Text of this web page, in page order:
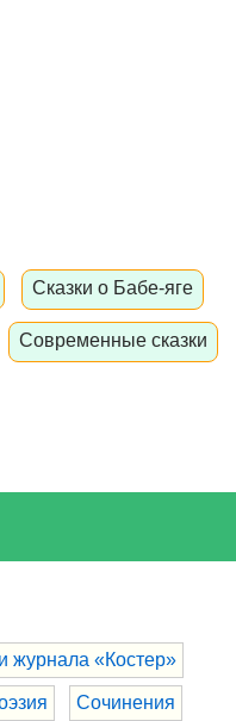
Сказки о Бабе-яге
Современные сказки
журнала «Костер»
Сочинения